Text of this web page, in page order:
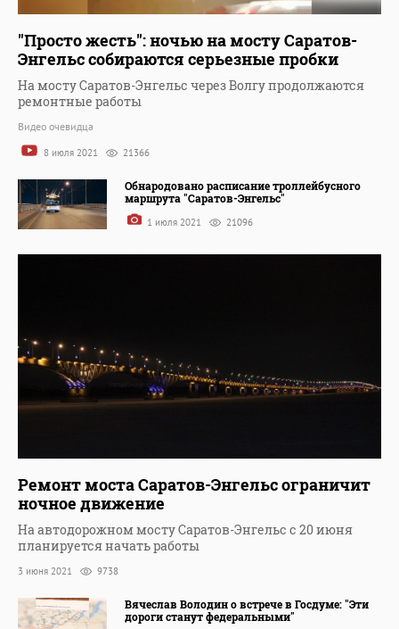
"Просто жесть": ночью на мосту Саратов-
Энгельс собираются серьезные пробки
На мосту Саратов-Энгельс через Волгу продолжаются
ремонтные работы
Видео очевидца
8 июля 2021 21366
Обнародовано расписание троллейбусного
маршрута "Саратов-Энгельс"
1 июля 2021 21096
Ремонт моста Саратов-Энгельс ограничит
ночное движение
На автодорожном мосту Саратов-Энгельс с 20 июня
планируется начать работы
3 июня 2021 9738
Вячеслав Володин о встрече в Госдуме: "Эти
дороги станут федеральными"